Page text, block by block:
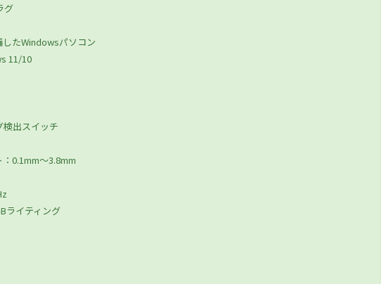
グ
たWindowsパソコン
11/10
出スイッチ
0.1mm～3.8mm
ライティング